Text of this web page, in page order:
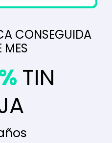
CONSEGUIDA
MES
TIN